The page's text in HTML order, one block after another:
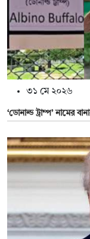
৩১ মে ২০২৬
‘ডোনাল্ড ট্রাম্প’ নামের